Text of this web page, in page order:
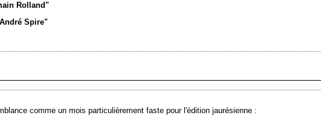
Rolland"
Spire"
comme un mois particulièrement faste pour l'édition jaurésienne :